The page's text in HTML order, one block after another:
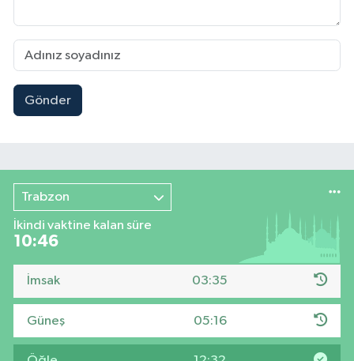
Gönder
Trabzon
İkindi vaktine kalan süre
10:45
İmsak 03:35
Güneş 05:16